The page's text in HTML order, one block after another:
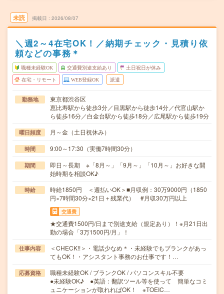
未読 掲載日 2026/08/07
＼週2～4在宅OK！／納期チェック・見積り依
頼などの事務＊
職種未経験OK 交通費別途支給あり 土日祝日が休み
在宅・リモート WEB登録OK 派遣
勤務地
東京都渋谷区
恵比寿駅から徒歩3分／目黒駅から徒歩14分／代官山駅か
ら徒歩16分／白金台駅から徒歩18分／広尾駅から徒歩19分
曜日頻度 月～金（土日祝休み）
時間 9:00～17:30（実働7時間30分）
期間
即日～長期 ※「8月～」「9月～」「10月～」お好きな開
始時期を相談OK♪
時給
時給1850円 ＜週払いOK＞■月収例：30万9000円（1850
円×7時間30分×21日＋残業代） #月収30万円以上
交通費
★交通費1500円/日まで別途支給（規定あり）！※月21日出
勤の場合「3万1500円/月」！
仕事内容
＜CHECK!!＞・電話少なめ＊・未経験でもブランクがあっ
てもOK！・アシスタント事務のお仕事です！…
応募資格
職種未経験OK / ブランクOK / パソコンスキル不要
●未経験OK♪ ●英語：翻訳ツール等を使って 簡単なコミ
ュニケーションが取れればOK！ ※TOEIC…